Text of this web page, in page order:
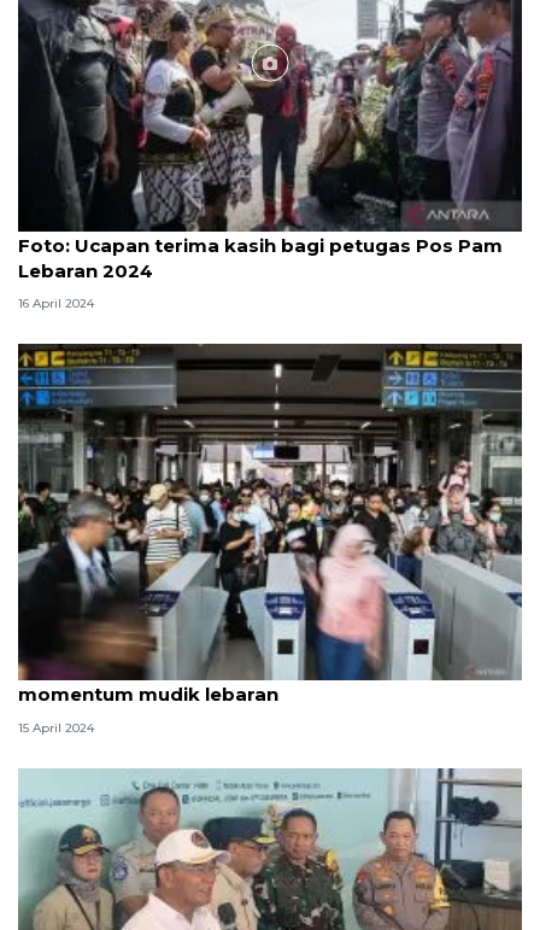
Foto: Ucapan terima kasih bagi petugas Pos Pam
Lebaran 2024
16 April 2024
Waka MPR: Daerah harus mampu manfaatkan
momentum mudik lebaran
15 April 2024